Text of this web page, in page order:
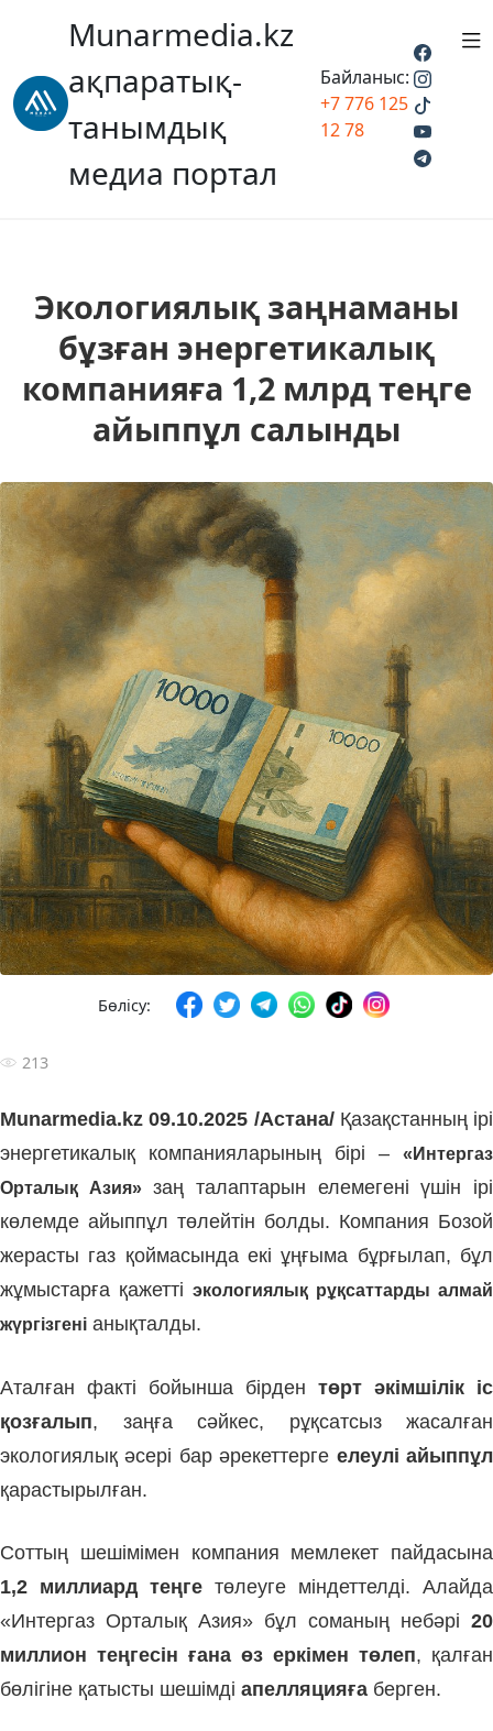
Munarmedia.kz
ақпаратық-
танымдық
медиа портал
Байланыс:
+7 776 125
12 78
Экологиялық заңнаманы
бұзған энергетикалық
компанияға 1,2 млрд теңге
айыппұл салынды
Бөлісу:
213
Munarmedia.kz 09.10.2025 /Астана/ Қазақстанның ірі
энергетикалық компанияларының бірі – «Интергаз
Орталық Азия»заң талаптарын елемегені үшін ірі
көлемде айыппұл төлейтін болды. Компания Бозой
жерасты газ қоймасында екі ұңғыма бұрғылап, бұл
жұмыстарға қажетті экологиялық рұқсаттарды алмай
жүргізгені анықталды.
Аталған факті бойынша бірден төрт әкімшілік іс
қозғалып, заңға сәйкес, рұқсатсыз жасалған
экологиялық әсері бар әрекеттерге елеулі айыппұл
қарастырылған.
Соттың шешімімен компания мемлекет пайдасына
1,2 миллиард теңге төлеуге міндеттелді. Алайда
«Интергаз Орталық Азия» бұл соманың небәрі 20
миллион теңгесін ғана өз еркімен төлеп, қалған
бөлігіне қатысты шешімді апелляцияға берген.